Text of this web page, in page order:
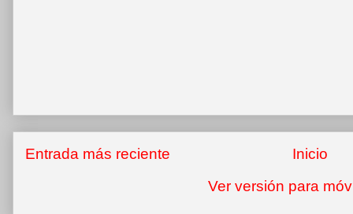
Entrada más reciente
Inicio
Ver versión para